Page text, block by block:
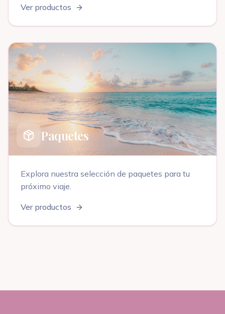
Ver productos
Paquetes
Explora nuestra selección de paquetes para tu
próximo viaje.
Ver productos